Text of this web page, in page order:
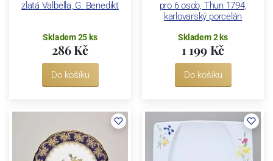
zlatá Valbella, G. Benedikt
Skladem 25 ks
286 Kč
Do košíku
pro 6 osob, Thun 1794,
karlovarský porcelán
Skladem 2 ks
1 199 Kč
Do košíku